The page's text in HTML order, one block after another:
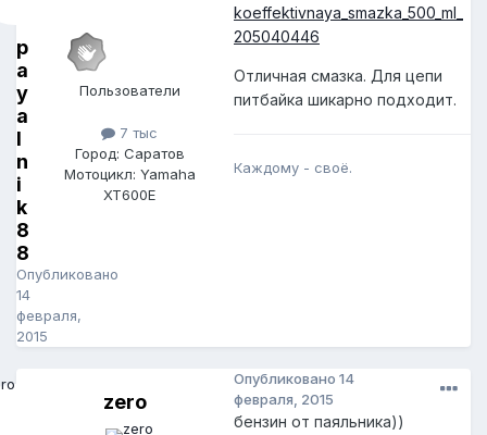
p
a
y
a
l
n
i
k
8
8
Опубликовано
14
февраля,
2015
Пользователи
7 тыс
Город: Саратов
Мотоцикл: Yamaha
XT600E
koeffektivnaya_smazka_500_ml_
205040446
Отличная смазка. Для цепи
питбайка шикарно подходит.
Каждому - своё.
zero
Опубликовано 14
февраля, 2015
бензин от паяльника))